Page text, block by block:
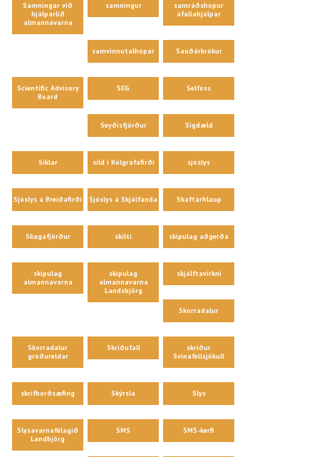
Samningar við
hjálparlið
almannavarna
samningur
samráðshópur
áfallahjálpar
samvinnutalhópar Sauðárkrókur
Scientific Advisory
Board
SEG Selfoss
Seyðisfjörður Sigdæld
Síklar síld í Kolgrafafirði sjóslys
Sjóslys á Breiðafirði Sjóslys á Skjálfanda Skaftárhlaup
Skagafjörður skilti skipulag aðgerða
skipulag
almannavarna
skipulag
almannavarna
Landsbjörg
skjálftavirkni
Skorradalur
Skorradalur
gróðureldar
Skriðufall
skriður
Svínafellsjökull
skrifborðsæfing Skýrsla Slys
Slysavarnafélagið
Landbjörg
SMS SMS-kerfi